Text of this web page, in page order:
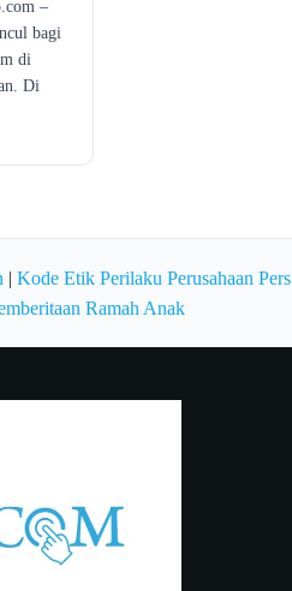
–
bagi
di
Di
Kode Etik Perilaku Perusahaan Pers
Ramah Anak